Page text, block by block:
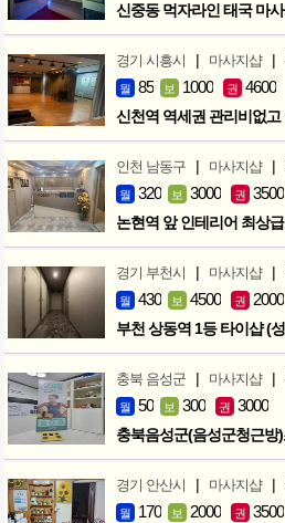
신중동 먹자라인 태국 마
경기 시흥시 | 마사지샵 |
월 85 보 1000 권 4600
신천역 역세권 관리비없
인천 남동구 | 마사지샵 |
월 320 보 3000 권 3500
논현역 앞 인테리어 최상
경기 부천시 | 마사지샵 |
월 430 보 4500 권 2000
부천 상동역 1등 타이샵 (
충북 음성군 | 마사지샵 |
월 50 보 300 권 3000
충북음성군(음성군청근방
경기 안산시 | 마사지샵 |
월 170 보 2000 권 3500